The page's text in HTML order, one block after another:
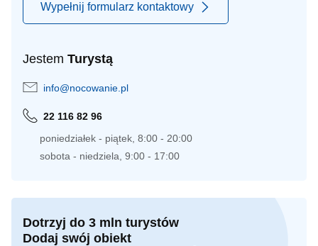
Wypełnij formularz kontaktowy
Jestem Turystą
info@nocowanie.pl
22 116 82 96
poniedziałek - piątek, 8:00 - 20:00
sobota - niedziela, 9:00 - 17:00
Dotrzyj do 3 mln turystów
Dodaj swój obiekt